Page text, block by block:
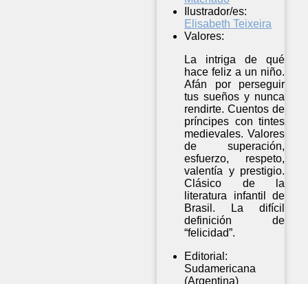
Ilustrador/es:
Elisabeth Teixeira
Valores:
La intriga de qué
hace feliz a un niño.
Afán por perseguir
tus sueños y nunca
rendirte. Cuentos de
príncipes con tintes
medievales. Valores
de superación,
esfuerzo, respeto,
valentía y prestigio.
Clásico de la
literatura infantil de
Brasil. La difícil
definición de
“felicidad”.
Editorial:
Sudamericana
(Argentina)